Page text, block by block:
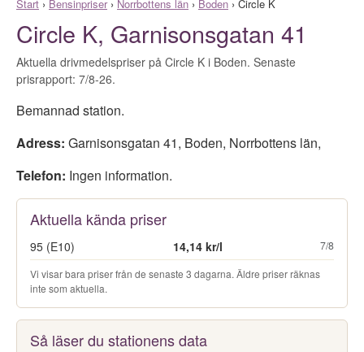
Start › Bensinpriser› Norrbottens län › Boden › Circle K
Circle K, Garnisonsgatan 41
Aktuella drivmedelspriser på Circle K i Boden. Senaste
prisrapport: 7/8-26.
Bemannad station.
Adress: Garnisonsgatan 41, Boden, Norrbottens län,
Telefon: Ingen information.
Aktuella kända priser
95 (E10) 14,14 kr/l 7/8
Vi visar bara priser från de senaste 3 dagarna. Äldre priser räknas
inte som aktuella.
Så läser du stationens data